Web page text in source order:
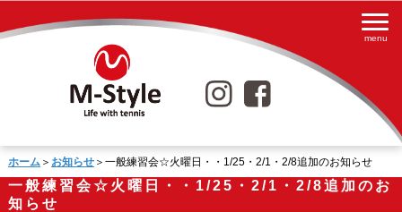
ホーム＞ お知らせ＞一般練習会☆火曜日・・1/25・2/1・2/8追加のお知らせ
一般練習会☆火曜日・・1/25・2/1・2/8追加のお
知らせ